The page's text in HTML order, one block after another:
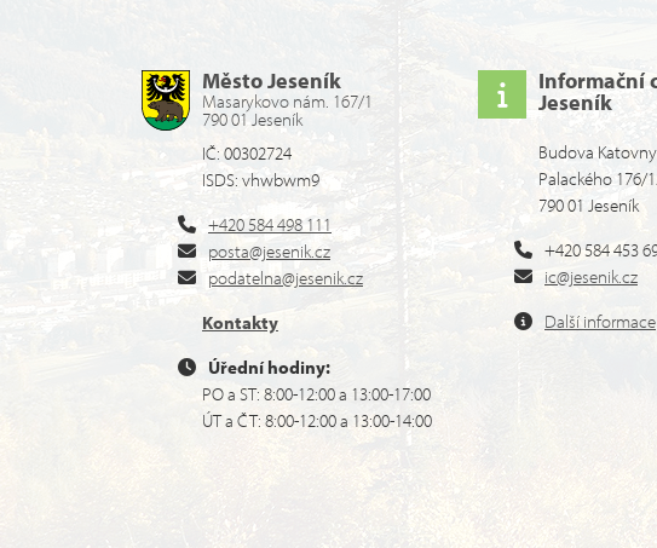
Město Jeseník
Masarykovo nám. 167/1
790 01 Jeseník
IČ: 00302724
ISDS: vhwbwm9
+420 584 498 111
posta@jesenik.cz
podatelna@jesenik.cz
Kontakty
Úřední hodiny:
PO a ST: 8:00-12:00 a 13:00-17:00
ÚT a ČT: 8:00-12:00 a 13:00-14:00
Informační
Jeseník
Budova Katovny
Palackého 176/
790 01 Jeseník
+420 584 453
ic@jesenik.cz
Další informace